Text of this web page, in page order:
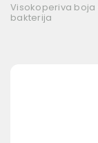
Visokoperiva
bakterija